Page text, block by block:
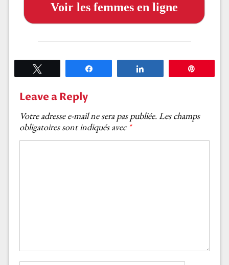
Voir les femmes en ligne
Leave a Reply
Votre adresse e-mail ne sera pas publiée.Les champs
obligatoires sont indiqués avec *